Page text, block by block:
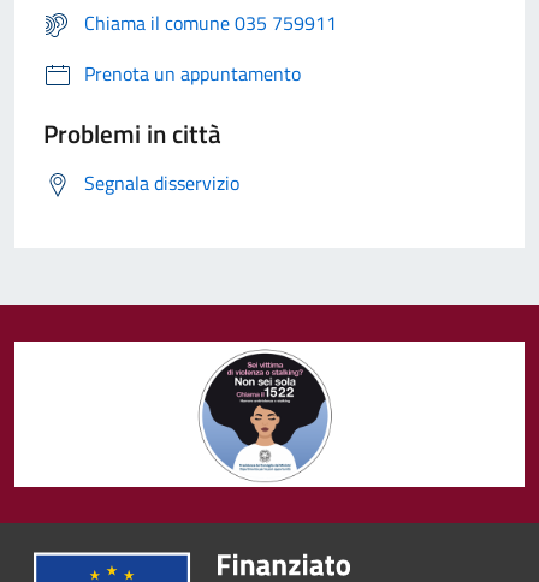
Chiama il comune 035 759911
Prenota un appuntamento
Problemi in città
Segnala disservizio